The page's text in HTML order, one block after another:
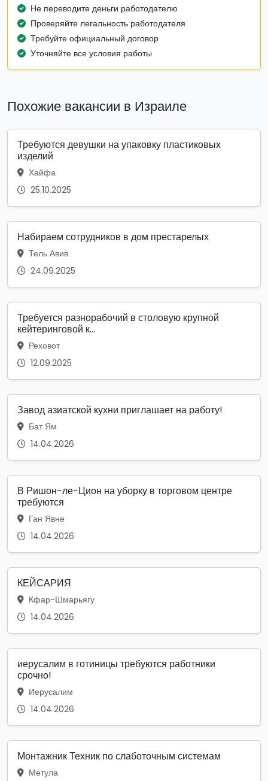
Не переводите деньги работодателю
Проверяйте легальность работодателя
Требуйте официальный договор
Уточняйте все условия работы
Похожие вакансии в Израиле
Требуются девушки на упаковку пластиковых
изделий
Хайфа
25.10.2025
Набираем сотрудников в дом престарелых
Тель Авив
24.09.2025
Требуется разнорабочий в столовую крупной
кейтеринговой к...
Реховот
12.09.2025
Завод азиатской кухни приглашает на работу!
Бат Ям
14.04.2026
В Ришон-ле-Цион на уборку в торговом центре
требуются
Ган Явне
14.04.2026
КЕЙСАРИЯ
Кфар-Шмарьягу
14.04.2026
иерусалим в готиницы требуются работники
срочно!
Иерусалим
14.04.2026
Монтажник Техник по слаботочным системам
Метула